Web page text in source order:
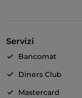
Servizi
Bancomat
Diners Club
Mastercard